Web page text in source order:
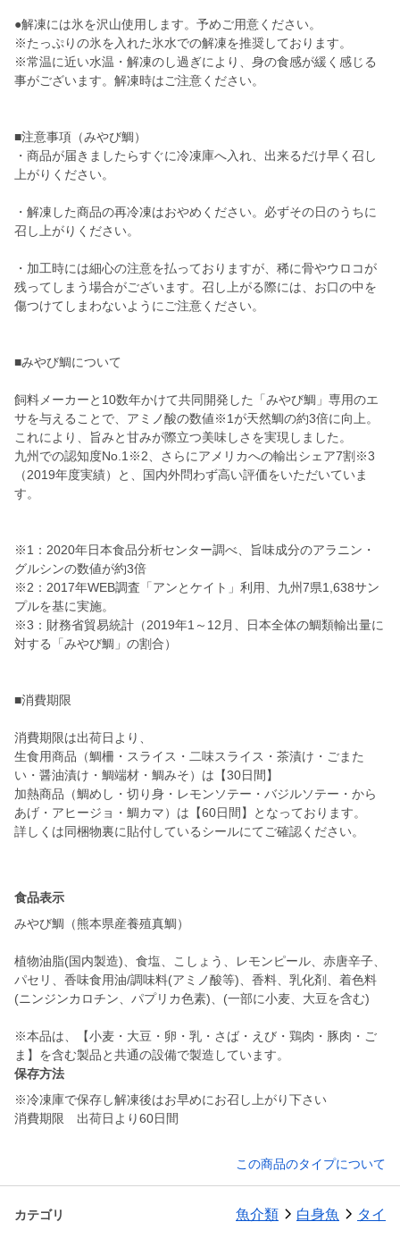
●解凍には氷を沢山使用します。予めご用意ください。
※たっぷりの氷を入れた氷水での解凍を推奨しております。
※常温に近い水温・解凍のし過ぎにより、身の食感が緩く感じる
事がございます。解凍時はご注意ください。
■注意事項（みやび鯛）
・商品が届きましたらすぐに冷凍庫へ入れ、出来るだけ早く召し
上がりください。
・解凍した商品の再冷凍はおやめください。必ずその日のうちに
召し上がりください。
・加工時には細心の注意を払っておりますが、稀に骨やウロコが
残ってしまう場合がございます。召し上がる際には、お口の中を
傷つけてしまわないようにご注意ください。
■みやび鯛について
飼料メーカーと10数年かけて共同開発した「みやび鯛」専用のエ
サを与えることで、アミノ酸の数値※1が天然鯛の約3倍に向上。
これにより、旨みと甘みが際立つ美味しさを実現しました。
九州での認知度No.1※2、さらにアメリカへの輸出シェア7割※3
（2019年度実績）と、国内外問わず高い評価をいただいていま
す。
※1：2020年日本食品分析センター調べ、旨味成分のアラニン・
グルシンの数値が約3倍
※2：2017年WEB調査「アンとケイト」利用、九州7県1,638サン
プルを基に実施。
※3：財務省貿易統計（2019年1～12月、日本全体の鯛類輸出量に
対する「みやび鯛」の割合）
■消費期限
消費期限は出荷日より、
生食用商品（鯛柵・スライス・二味スライス・茶漬け・ごまた
い・醤油漬け・鯛端材・鯛みそ）は【30日間】
加熱商品（鯛めし・切り身・レモンソテー・バジルソテー・から
あげ・アヒージョ・鯛カマ）は【60日間】となっております。
詳しくは同梱物裏に貼付しているシールにてご確認ください。
食品表示
みやび鯛（熊本県産養殖真鯛）
植物油脂(国内製造)、食塩、こしょう、レモンピール、赤唐辛子、
パセリ、香味食用油/調味料(アミノ酸等)、香料、乳化剤、着色料
(ニンジンカロチン、パプリカ色素)、(一部に小麦、大豆を含む)
※本品は、【小麦・大豆・卵・乳・さば・えび・鶏肉・豚肉・ご
ま】を含む製品と共通の設備で製造しています。
保存方法
※冷凍庫で保存し解凍後はお早めにお召し上がり下さい
消費期限 出荷日より60日間
この商品のタイプについて
カテゴリ 魚介類 白身魚 タイ